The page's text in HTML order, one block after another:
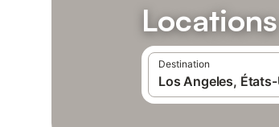
Destination